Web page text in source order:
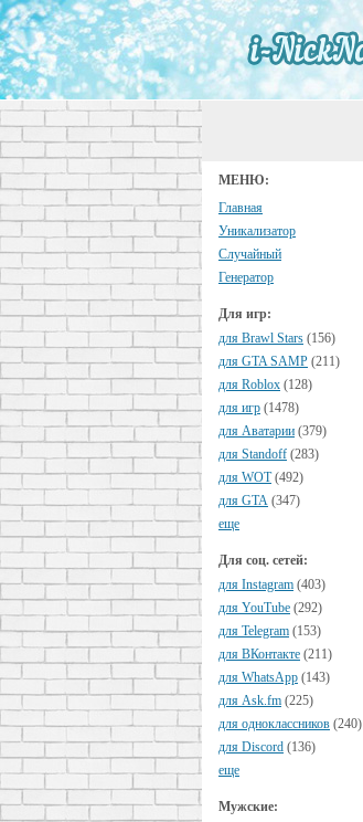
МЕНЮ:
Главная
Уникализатор
Случайный
Генератор
Для игр:
для Brawl Stars (156)
для GTA SAMP (211)
для Roblox (128)
для игр (1478)
для Аватарии (379)
для Standoff (283)
для WOT (492)
для GTA (347)
еще
Для соц. сетей:
для Instagram (403)
для YouTube (292)
для Telegram (153)
для ВКонтакте (211)
для WhatsApp (143)
для Ask.fm (225)
для одноклассников (240)
для Discord (136)
еще
Мужские: